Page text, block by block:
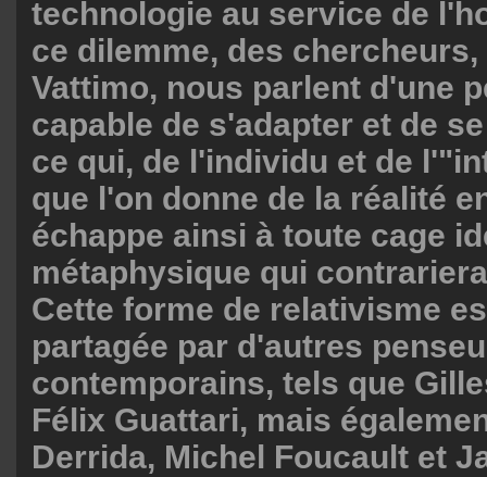
technologie au service de
ce dilemme, des
Vattimo, nous parlent d'une
capable de s'adapter et de
ce qui, de l'individu et de
que l'on donne de la réalité
échappe ainsi à toute cage
métaphysique qui
Cette forme de relativisme
partagée par d'autres
contemporains, tels que
Félix Guattari, mais
Derrida, Michel Foucault et